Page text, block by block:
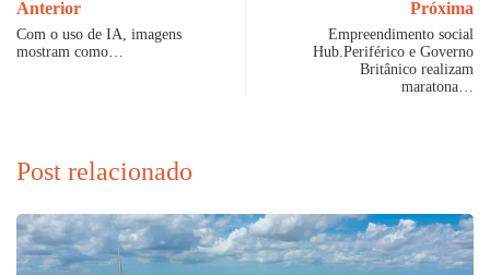
Anterior
Com o uso de IA, imagens
mostram como…
Próxima
Empreendimento social
Hub.Periférico e Governo
Britânico realizam
maratona…
Post relacionado